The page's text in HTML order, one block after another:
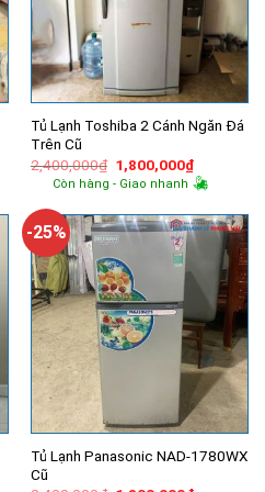
Tủ Lạnh Toshiba 2 Cánh Ngăn Đá
Trên Cũ
2,400,000₫ Giá
gốc
là:
1,800,000₫Giá
hiện
tại
Còn hàng - Giao nhanh
-25%
Tủ Lạnh Panasonic NAD-1780WX
Cũ